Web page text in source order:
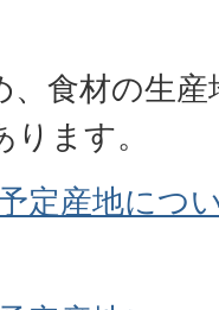
、食材の生
ます。
定産地につ